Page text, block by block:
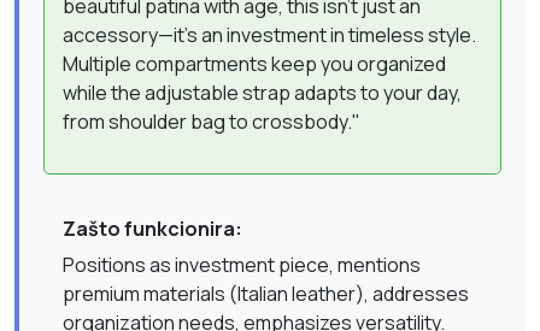
beautiful patina with age, this isn't just an
accessory—it's an investment in timeless style.
Multiple compartments keep you organized
while the adjustable strap adapts to your day,
from shoulder bag to crossbody."
Zašto funkcionira:
Positions as investment piece, mentions
premium materials (Italian leather), addresses
organization needs, emphasizes versatility.